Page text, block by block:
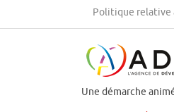
Politique relative
Une démarche